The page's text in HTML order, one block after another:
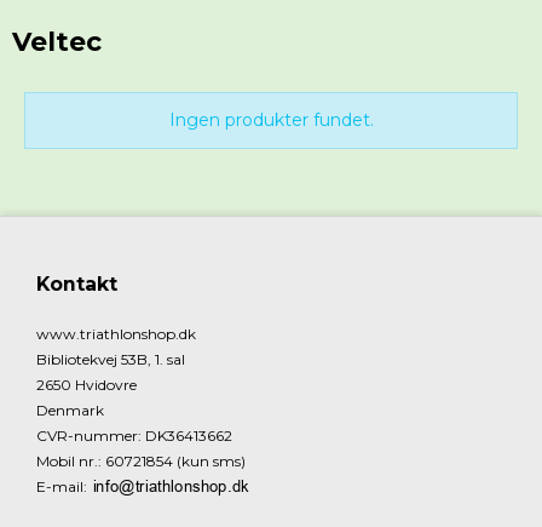
Veltec
Ingen produkter fundet.
Kontakt
www.triathlonshop.dk
Bibliotekvej 53B, 1. sal
2650 Hvidovre
Denmark
CVR-nummer: DK36413662
Mobil nr.: 60721854 (kun sms)
E-mail: